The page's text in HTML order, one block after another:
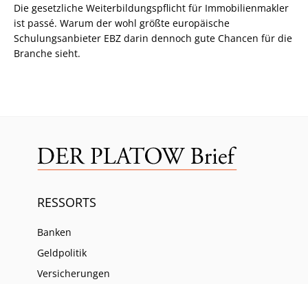
Die gesetzliche Weiterbildungspflicht für Immobilienmakler
ist passé. Warum der wohl größte europäische
Schulungsanbieter EBZ darin dennoch gute Chancen für die
Branche sieht.
RESSORTS
Banken
Geldpolitik
Versicherungen